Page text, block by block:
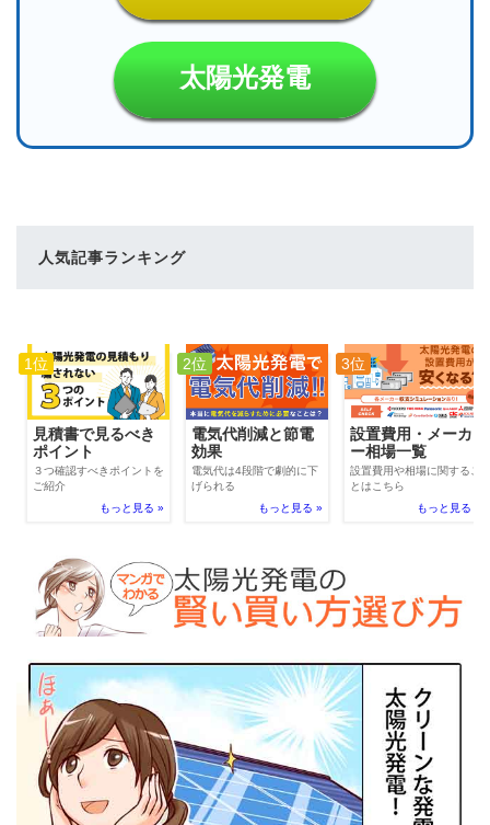
太陽光発電
人気記事ランキング
1位
見積書で見るべき
ポイント
３つ確認すべきポイントを
ご紹介
もっと見る »
2位
電気代削減と節電
効果
電気代は4段階で劇的に下
げられる
もっと見る »
3位
設置費用・メーカ
ー相場一覧
設置費用や相場に関するこ
とはこちら
もっと見る »